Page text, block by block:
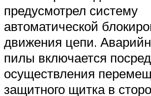
предусмотрел систему
автоматической
движения цепи.
пилы включается
осуществления
защитного щитка в